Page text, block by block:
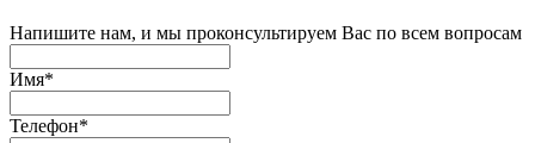
Напишите нам, и мы проконсультируем Вас по всем вопросам
Имя*
Телефон*